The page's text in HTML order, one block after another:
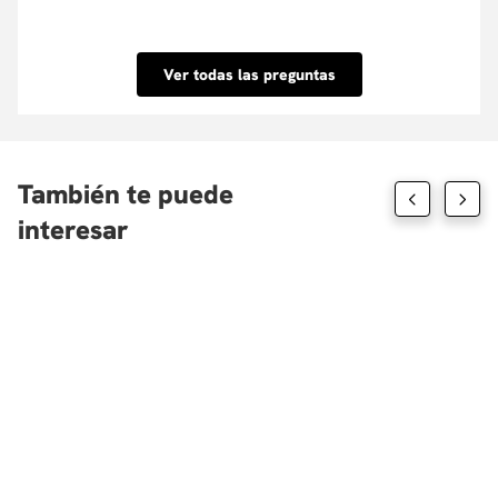
inmediata. Conoce las entidades con las que
tenemos convenio aquí.
Ver todas las preguntas
También te puede
interesar